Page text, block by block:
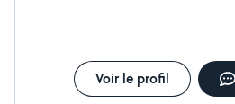
Voir le profil